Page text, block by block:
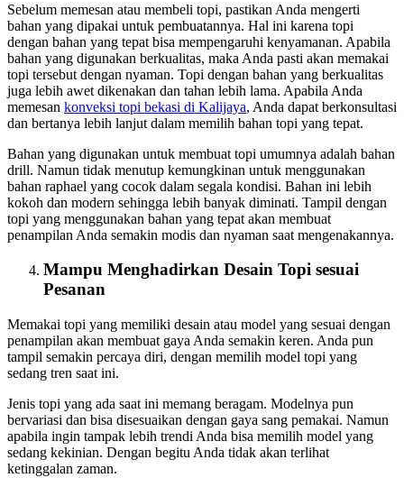
Sebelum memesan atau membeli topi, pastikan Anda mengerti
bahan yang dipakai untuk pembuatannya. Hal ini karena topi
dengan bahan yang tepat bisa mempengaruhi kenyamanan. Apabila
bahan yang digunakan berkualitas, maka Anda pasti akan memakai
topi tersebut dengan nyaman. Topi dengan bahan yang berkualitas
juga lebih awet dikenakan dan tahan lebih lama. Apabila Anda
memesan konveksi topi bekasi di Kalijaya, Anda dapat berkonsultasi
dan bertanya lebih lanjut dalam memilih bahan topi yang tepat.
Bahan yang digunakan untuk membuat topi umumnya adalah bahan
drill. Namun tidak menutup kemungkinan untuk menggunakan
bahan raphael yang cocok dalam segala kondisi. Bahan ini lebih
kokoh dan modern sehingga lebih banyak diminati. Tampil dengan
topi yang menggunakan bahan yang tepat akan membuat
penampilan Anda semakin modis dan nyaman saat mengenakannya.
Mampu Menghadirkan Desain Topi sesuai
Pesanan
Memakai topi yang memiliki desain atau model yang sesuai dengan
penampilan akan membuat gaya Anda semakin keren. Anda pun
tampil semakin percaya diri, dengan memilih model topi yang
sedang tren saat ini.
Jenis topi yang ada saat ini memang beragam. Modelnya pun
bervariasi dan bisa disesuaikan dengan gaya sang pemakai. Namun
apabila ingin tampak lebih trendi Anda bisa memilih model yang
sedang kekinian. Dengan begitu Anda tidak akan terlihat
ketinggalan zaman.